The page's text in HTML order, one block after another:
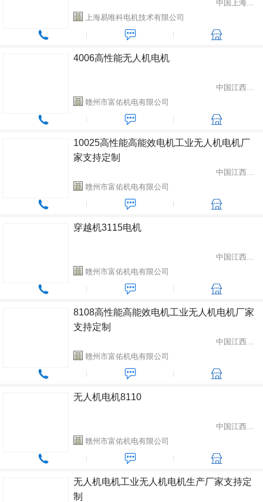
中国上海市浦东新区
上海易唯科电机技术有限公司
4006高性能无人机电机
中国江西省赣州市
赣州市富佑机电有限公司
10025高性能高能效电机工业无人机电机厂
家支持定制
中国江西省赣州市
赣州市富佑机电有限公司
穿越机3115电机
中国江西省赣州市
赣州市富佑机电有限公司
8108高性能高能效电机工业无人机电机厂家
支持定制
中国江西省赣州市
赣州市富佑机电有限公司
无人机电机8110
中国江西省赣州市
赣州市富佑机电有限公司
无人机电机工业无人机电机生产厂家支持定
制